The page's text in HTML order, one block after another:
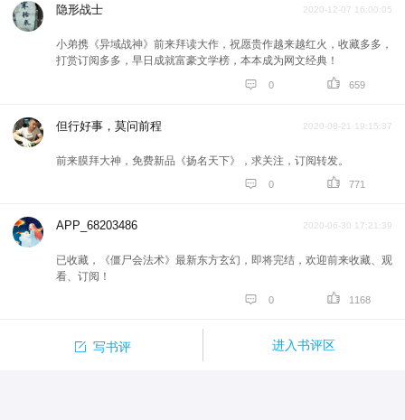
隐形战士 2020-12-07 16:00:05
小弟携《异域战神》前来拜读大作，祝愿贵作越来越红火，收藏多多，
打赏订阅多多，早日成就富豪文学榜，本本成为网文经典！
 0  659
但行好事，莫问前程 2020-08-21 19:15:37
前来膜拜大神，免费新品《扬名天下》，求关注，订阅转发。
 0  771
APP_68203486 2020-06-30 17:21:39
已收藏，《僵尸会法术》最新东方玄幻，即将完结，欢迎前来收藏、观
看、订阅！
 0  1168
 写书评 进入书评区